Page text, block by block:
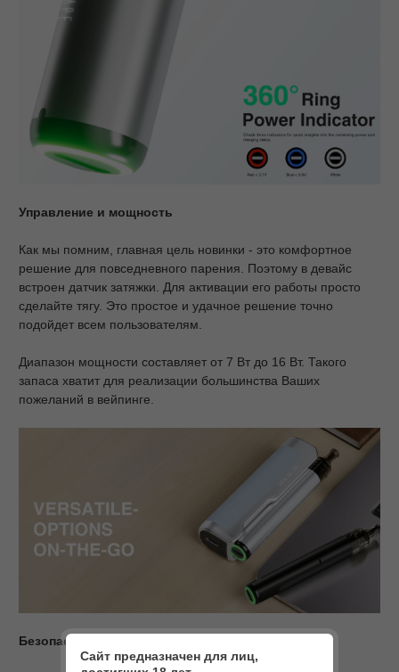
Управление и мощность
Как мы помним, главная цель новинки - это комфортное
решение для повседневного парения. Поэтому в девайс
встроен датчик затяжки. Для активации его работы просто
сделайте тягу. Это простое и удачное решение точно
подойдет всем пользователям.
Диапазон мощности составляет от 7 Вт до 16 Вт. Такого
запаса хватит для реализации большинства Ваших
пожеланий в вейпинге.
Безопасное парение
Сайт предназначен для лиц,